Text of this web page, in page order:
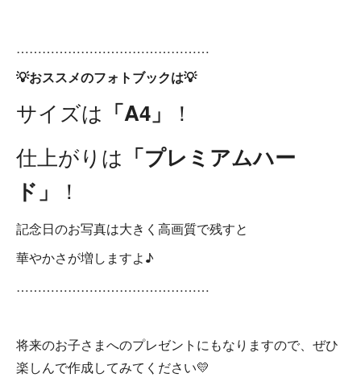
………………………………………
💡おススメのフォトブックは💡
サイズは 「A4」
！
仕上がりは 「プレミアムハー
ド」
！
記念日のお写真は大きく高画質で残すと
華やかさが増しますよ♪
………………………………………
将来のお子さまへのプレゼントにもなりますので、ぜひ
楽しんで作成してみてください💛